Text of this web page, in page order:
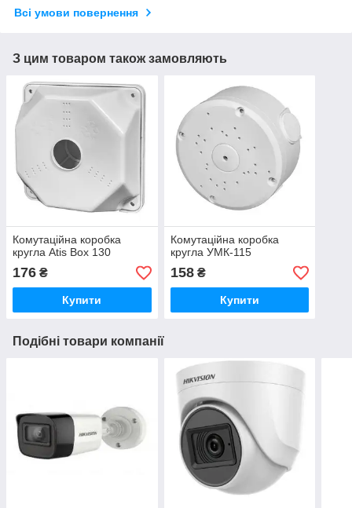
Всі умови повернення
З цим товаром також замовляють
Комутаційна коробка
кругла Atis Box 130
176 ₴
Купити
Комутаційна коробка
кругла УМК-115
158₴
Купити
Подібні товари компанії